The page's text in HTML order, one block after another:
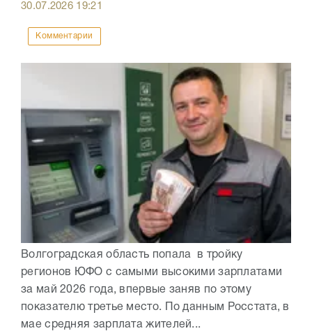
30.07.2026 19:21
Комментарии
Волгоградская область попала в тройку
регионов ЮФО с самыми высокими зарплатами
за май 2026 года, впервые заняв по этому
показателю третье место. По данным Росстата, в
мае средняя зарплата жителей...